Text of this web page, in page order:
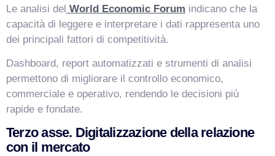
Le analisi del World Economic Forum indicano che la
capacità di leggere e interpretare i dati rappresenta uno
dei principali fattori di competitività.
Dashboard, report automatizzati e strumenti di analisi
permettono di migliorare il controllo economico,
commerciale e operativo, rendendo le decisioni più
rapide e fondate.
Terzo asse. Digitalizzazione della relazione
con il mercato